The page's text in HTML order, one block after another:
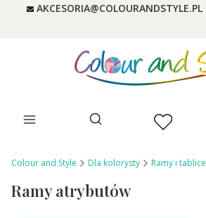
AKCESORIA@COLOURANDSTYLE.PL
Otwórz wyszukiwarkę
Colour and Style Dla kolorysty Ramy i
Ramy atrybutów